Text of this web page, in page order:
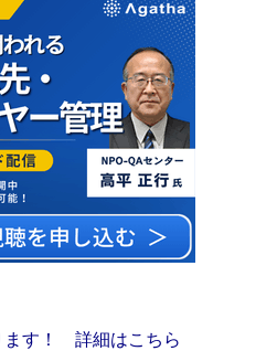
ます！ 詳細はこちら